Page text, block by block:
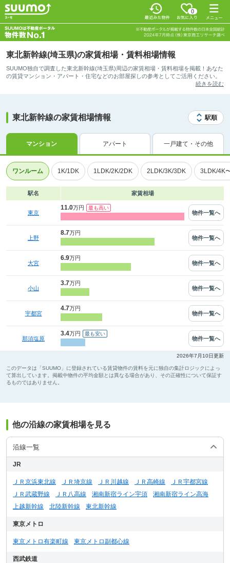
0
東北新幹線(埼玉県)の家賃相場・賃料相場情報
SUUMO独自で調査した東北新幹線(埼玉県)周辺の家賃相場・賃料相場を掲載！あなた
の賃貸マンション・アパート・住宅などのお部屋探しの参考としてご活用ください。
続きを読む
東北新幹線の家賃相場情報 駅順
マンション アパート 一戸建て・その他
ワンルーム 1K/1DK 1LDK/2K/2DK 2LDK/3K/3DK 3LDK/4K
駅名 家賃相場
東京
11.0万円
物件一覧へ
上野
8.7万円
物件一覧へ
大宮
6.9万円
物件一覧へ
小山
3.7万円
物件一覧へ
宇都宮
4.7万円
物件一覧へ
那須塩原
3.4万円
物件一覧へ
2026年7月10日更新
このデータは「SUUMO」に登録されている賃貸物件の賃料を元に独自の集計ロジックによっ
て算出しています。掲載中物件の平均金額とは異なる場合があり、その正確性について保証す
るものではありません。
他の沿線の家賃相場を見る
沿線一覧
JR
ＪＲ京浜東北線 ＪＲ埼京線 ＪＲ川越線 ＪＲ高崎線
ＪＲ宇都宮線
ＪＲ武蔵野線
ＪＲ八高線 湘南新宿ライン宇須
湘南新宿ライン高海
上越新幹線
北陸新幹線 東北新幹線
東京メトロ
東京メトロ有楽町線 東京メトロ副都心線
西武鉄道